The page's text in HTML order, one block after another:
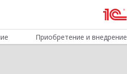
Приобретение и внедрение